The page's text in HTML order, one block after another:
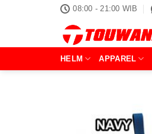
08:00 - 21:00 WIB
HELM APPAREL